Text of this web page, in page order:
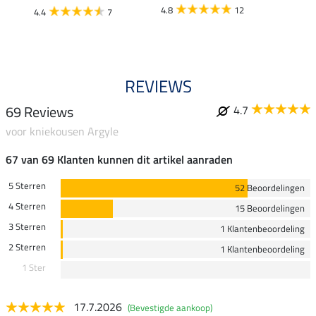
4.4 7 4.8 12
REVIEWS
69 Reviews
4.7
voor kniekousen Argyle
67 van 69 Klanten kunnen dit artikel aanraden
5 Sterren
52 Beoordelingen
4 Sterren
15 Beoordelingen
3 Sterren
1 Klantenbeoordeling
2 Sterren
1 Klantenbeoordeling
1 Ster
17.7.2026 (Bevestigde aankoop)